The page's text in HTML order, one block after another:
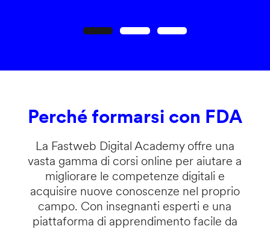
Perché formarsi con FDA
La Fastweb Digital Academy offre una
vasta gamma di corsi online per aiutare a
migliorare le competenze digitali e
acquisire nuove conoscenze nel proprio
campo. Con insegnanti esperti e una
piattaforma di apprendimento facile da